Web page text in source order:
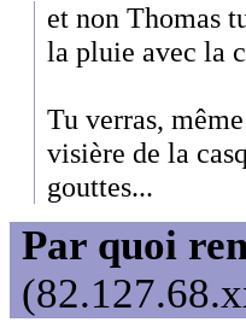
et non Thomas
la pluie avec la
Tu verras,
visière de la
gouttes...
Par quoi